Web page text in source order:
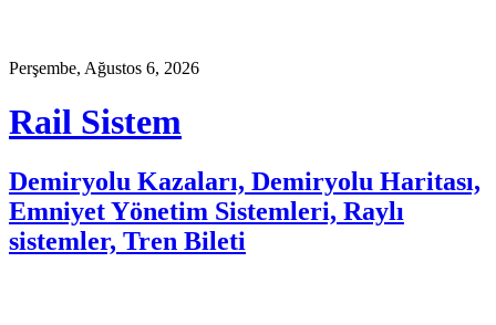
Perşembe, Ağustos 6, 2026
Rail Sistem
Demiryolu Kazaları, Demiryolu Haritası,
Emniyet Yönetim Sistemleri, Raylı
sistemler, Tren Bileti